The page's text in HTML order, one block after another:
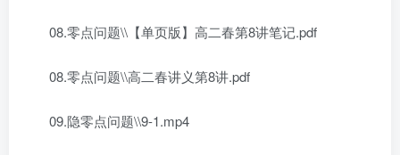
08.零点问题\\【单页版】高二春第8讲笔记.pdf
08.零点问题\\高二春讲义第8讲.pdf
09.隐零点问题\\9-1.mp4